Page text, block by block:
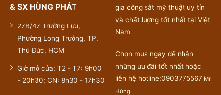
& SX HÙNG PHÁT
27B/47 Trường Lưu,
Phường Long Trường, TP.
Thủ Đức, HCM
Giờ mở cửa: T2 - T7: 9h00
- 20h30; CN: 8h30 - 17h30
gia công sắt mỹ thuật uy tín
và chất lượng tốt nhất tại Việt
Nam
Chọn mua ngay để nhận
những ưu đãi tốt nhất hoặc
liên hệ hotline:0903775567 Mr
Hùng